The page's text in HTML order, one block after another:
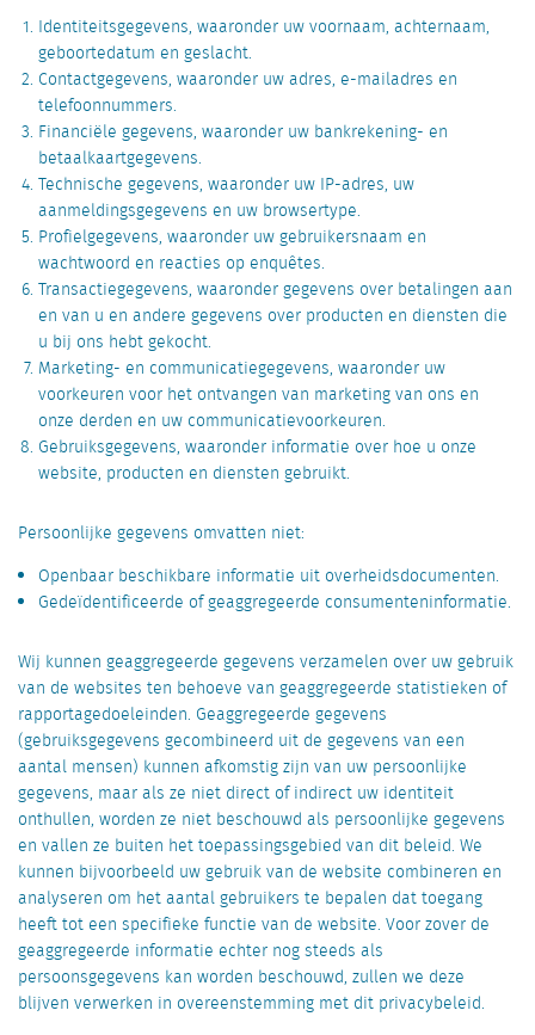
Identiteitsgegevens, waaronder uw voornaam, achternaam,
geboortedatum en geslacht.
Contactgegevens, waaronder uw adres, e-mailadres en
telefoonnummers.
Financiële gegevens, waaronder uw bankrekening- en
betaalkaartgegevens.
Technische gegevens, waaronder uw IP-adres, uw
aanmeldingsgegevens en uw browsertype.
Profielgegevens, waaronder uw gebruikersnaam en
wachtwoord en reacties op enquêtes.
Transactiegegevens, waaronder gegevens over betalingen aan
en van u en andere gegevens over producten en diensten die
u bij ons hebt gekocht.
Marketing- en communicatiegegevens, waaronder uw
voorkeuren voor het ontvangen van marketing van ons en
onze derden en uw communicatievoorkeuren.
Gebruiksgegevens, waaronder informatie over hoe u onze
website, producten en diensten gebruikt.
Persoonlijke gegevens omvatten niet:
Openbaar beschikbare informatie uit overheidsdocumenten.
Gedeïdentificeerde of geaggregeerde consumenteninformatie.
Wij kunnen geaggregeerde gegevens verzamelen over uw gebruik
van de websites ten behoeve van geaggregeerde statistieken of
rapportagedoeleinden. Geaggregeerde gegevens
(gebruiksgegevens gecombineerd uit de gegevens van een
aantal mensen) kunnen afkomstig zijn van uw persoonlijke
gegevens, maar als ze niet direct of indirect uw identiteit
onthullen, worden ze niet beschouwd als persoonlijke gegevens
en vallen ze buiten het toepassingsgebied van dit beleid. We
kunnen bijvoorbeeld uw gebruik van de website combineren en
analyseren om het aantal gebruikers te bepalen dat toegang
heeft tot een specifieke functie van de website. Voor zover de
geaggregeerde informatie echter nog steeds als
persoonsgegevens kan worden beschouwd, zullen we deze
blijven verwerken in overeenstemming met dit privacybeleid.